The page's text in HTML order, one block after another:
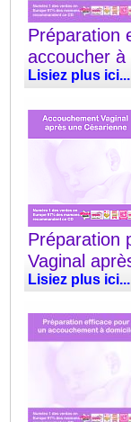
Préparation
accoucher
Lisiez plus ici...
Préparation
Vaginal
Lisiez plus ici...